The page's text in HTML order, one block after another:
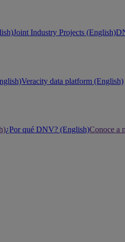
Joint Industry Projects (English)
Veracity data platform (English)
¿Por qué DNV? (English)Conoce a